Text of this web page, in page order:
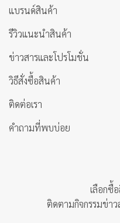
แบรนด์สินค้า
รีวิวแนะนำสินค้า
ข่าวสารและโปรโมชั่น
วิธีสั่งซื้อสินค้า
ติดต่อเรา
คำถามที่พบบ่อย
เลือกซื้
ติดตามกิจกรรมข่า